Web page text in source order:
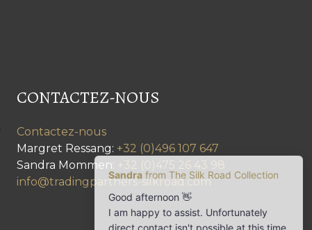
CONTACTEZ-NOUS
Contactez-nous
Margret Ressang: +32 (0)496 107 647
Sandra Mommen: +32 (0)475 26 43 98
info@tradingpartners-silkroad.com